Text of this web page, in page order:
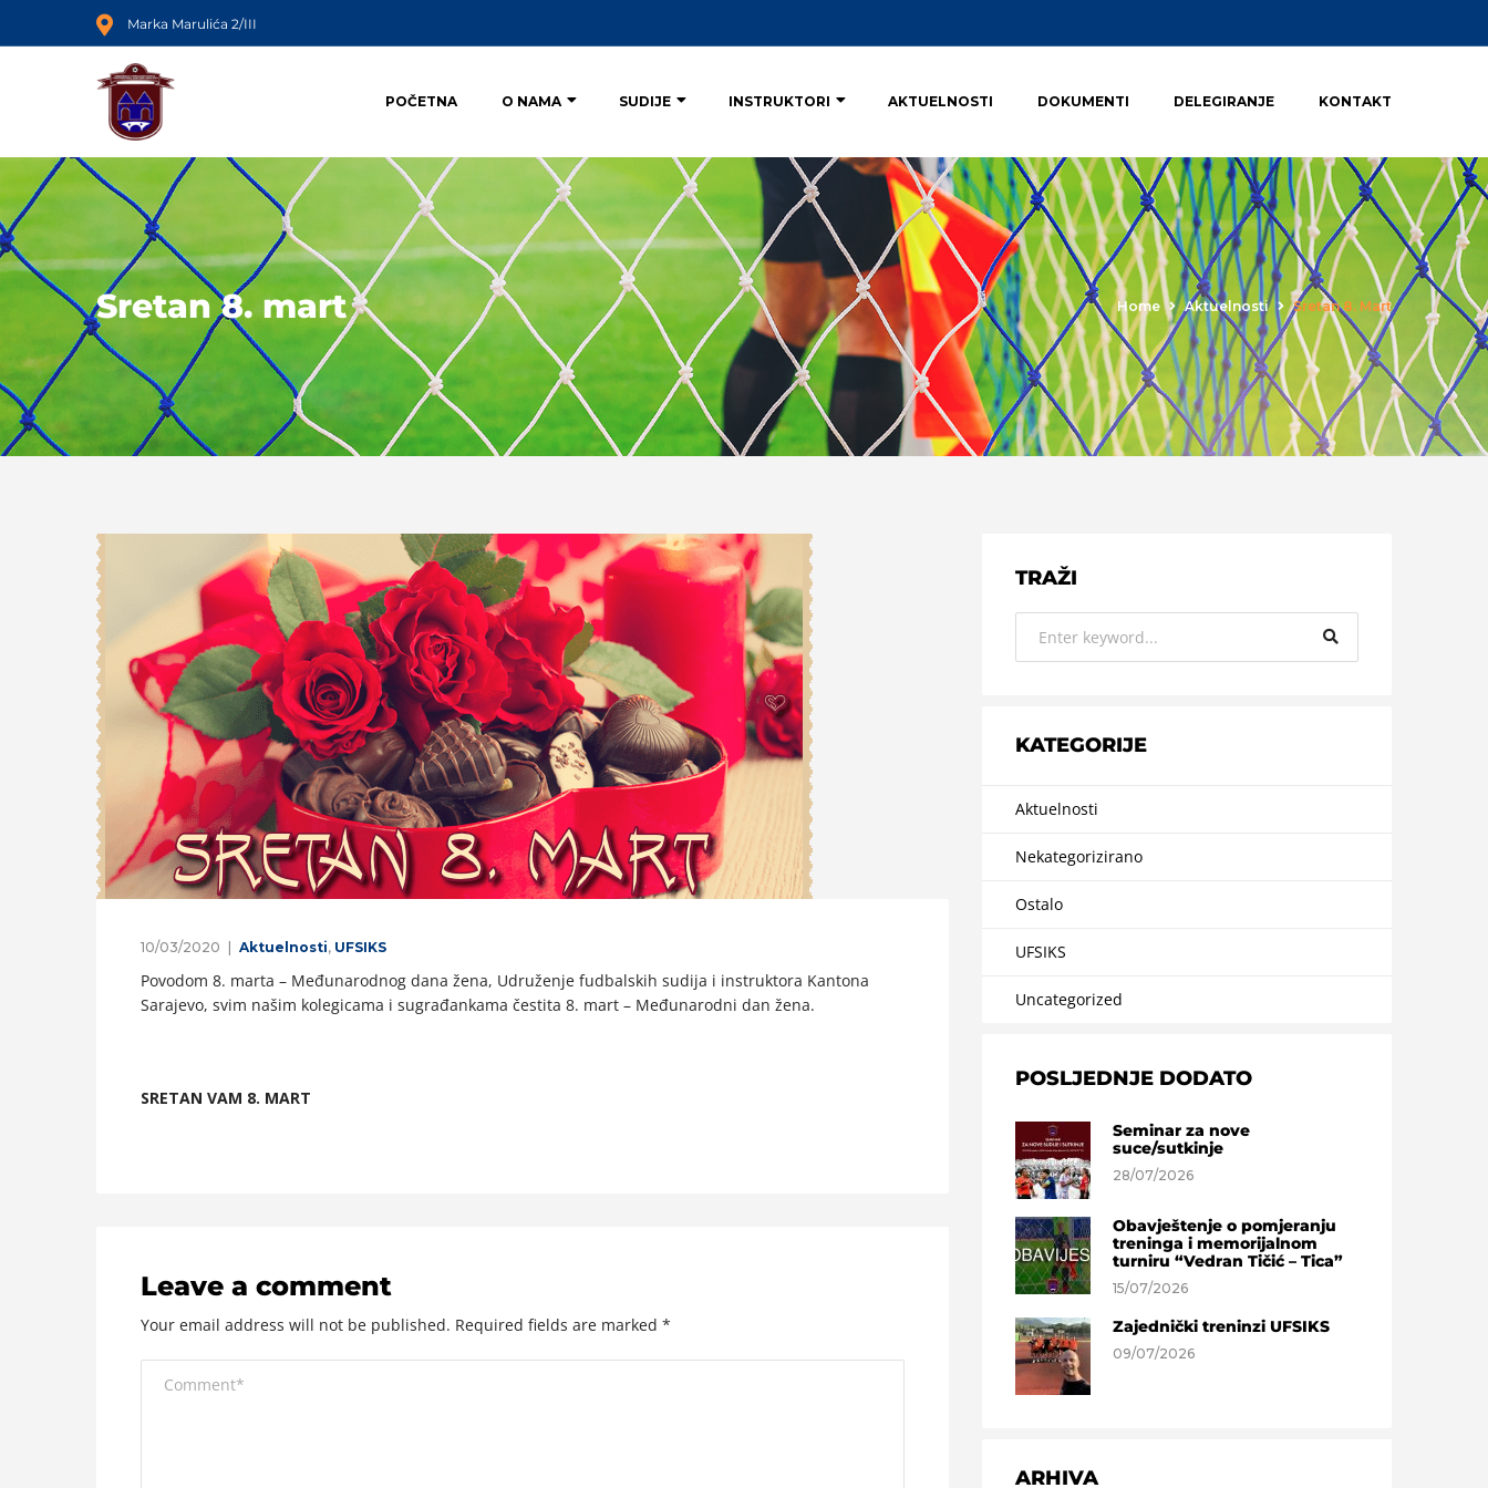
Marka Marulića 2/III
POČETNA O NAMA SUDIJE INSTRUKTORI AKTUELNOSTI DOKUMENTI DELEGIRANJE KONTAKT
Sretan 8. mart Home Aktuelnosti Sretan 8. Mart
10/03/2020 Aktuelnosti, UFSIKS
Povodom 8. marta – Međunarodnog dana žena, Udruženje fudbalskih sudija i instruktora Kantona
Sarajevo, svim našim kolegicama i sugrađankama čestita 8. mart – Međunarodni dan žena.
SRETAN VAM 8. MART
Leave a comment
Your email address will not be published. Required fields are marked *
TRAŽI
KATEGORIJE
Aktuelnosti
Nekategorizirano
Ostalo
UFSIKS
Uncategorized
POSLJEDNJE DODATO
Seminar za nove
suce/sutkinje
28/07/2026
Obavještenje o pomjeranju
treninga i memorijalnom
turniru “Vedran Tičić – Tica”
15/07/2026
Zajednički treninzi UFSIKS
09/07/2026
ARHIVA